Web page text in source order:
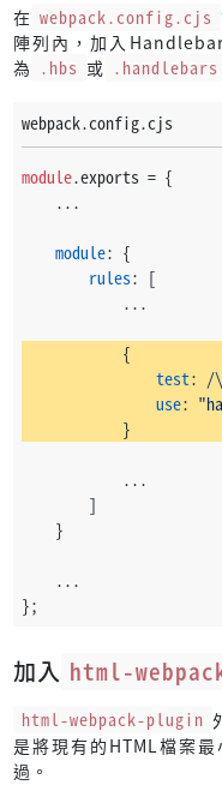
在 webpack.config.cjs
陣列內，加入
為 .hbs 或 .handlebars
webpack.config.cjs
module.exports = {
    ...
module: {
rules: [
            ...
            {
test: /
use:
            }
            ...
        ]
    }
    ...
};
加入 html-
html-webpack-plugin
是將現有的HTML檔案
過。